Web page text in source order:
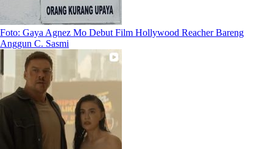
Foto: Gaya Agnez Mo Debut Film Hollywood Reacher Bareng
Anggun C. Sasmi